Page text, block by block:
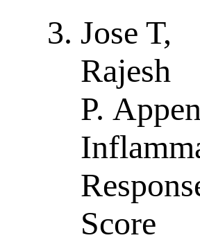
Jose T,
Rajesh
P.
Score